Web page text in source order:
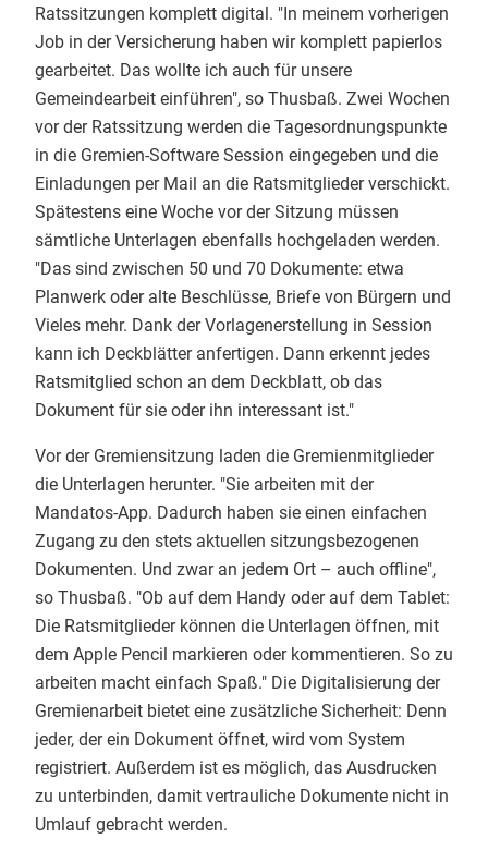
Ratssitzungen komplett digital. "In meinem vorherigen
Job in der Versicherung haben wir komplett papierlos
gearbeitet. Das wollte ich auch für unsere
Gemeindearbeit einführen", so Thusbaß. Zwei Wochen
vor der Ratssitzung werden die Tagesordnungspunkte
in die Gremien-Software Session eingegeben und die
Einladungen per Mail an die Ratsmitglieder verschickt.
Spätestens eine Woche vor der Sitzung müssen
sämtliche Unterlagen ebenfalls hochgeladen werden.
"Das sind zwischen 50 und 70 Dokumente: etwa
Planwerk oder alte Beschlüsse, Briefe von Bürgern und
Vieles mehr. Dank der Vorlagenerstellung in Session
kann ich Deckblätter anfertigen. Dann erkennt jedes
Ratsmitglied schon an dem Deckblatt, ob das
Dokument für sie oder ihn interessant ist."
Vor der Gremiensitzung laden die Gremienmitglieder
die Unterlagen herunter. "Sie arbeiten mit der
Mandatos-App. Dadurch haben sie einen einfachen
Zugang zu den stets aktuellen sitzungsbezogenen
Dokumenten. Und zwar an jedem Ort – auch offline",
so Thusbaß. "Ob auf dem Handy oder auf dem Tablet:
Die Ratsmitglieder können die Unterlagen öffnen, mit
dem Apple Pencil markieren oder kommentieren. So zu
arbeiten macht einfach Spaß." Die Digitalisierung der
Gremienarbeit bietet eine zusätzliche Sicherheit: Denn
jeder, der ein Dokument öffnet, wird vom System
registriert. Außerdem ist es möglich, das Ausdrucken
zu unterbinden, damit vertrauliche Dokumente nicht in
Umlauf gebracht werden.